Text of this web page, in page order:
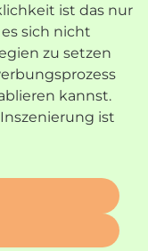
ist das nur
sich nicht
zu setzen
kannst.
ist